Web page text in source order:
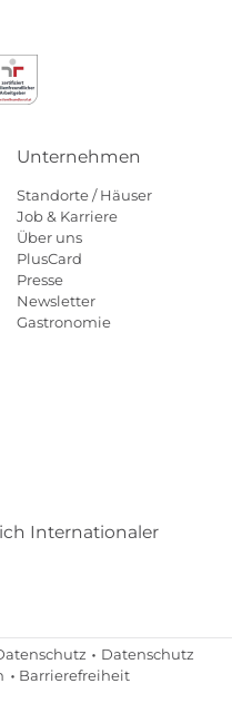
Unternehmen
Standorte / Häuser
Job & Karriere
Über uns
PlusCard
Presse
Newsletter
Gastronomie
Internationaler
Datenschutz
Barrierefreiheit